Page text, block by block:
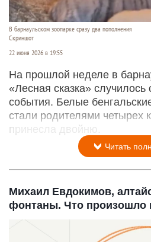
В барнаульском зоопарке сразу два пополнения
Скриншот
22 июня 2026 в 19:55
На прошлой неделе в
«Лесная сказка»
события. Белые
стали родителями четырех
принесла двойню.
Читать
Михаил Евдокимов,
фонтаны. Что произошло